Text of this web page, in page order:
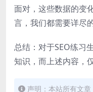
面对，这些数据的变
言，我们都需要详尽
总结：对于SEO练习
知识，而上述内容，
声明：本站所有文